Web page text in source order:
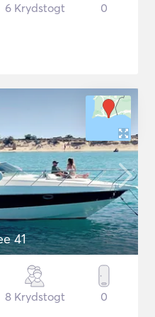
6 Krydstogt 0
41
8 Krydstogt 0